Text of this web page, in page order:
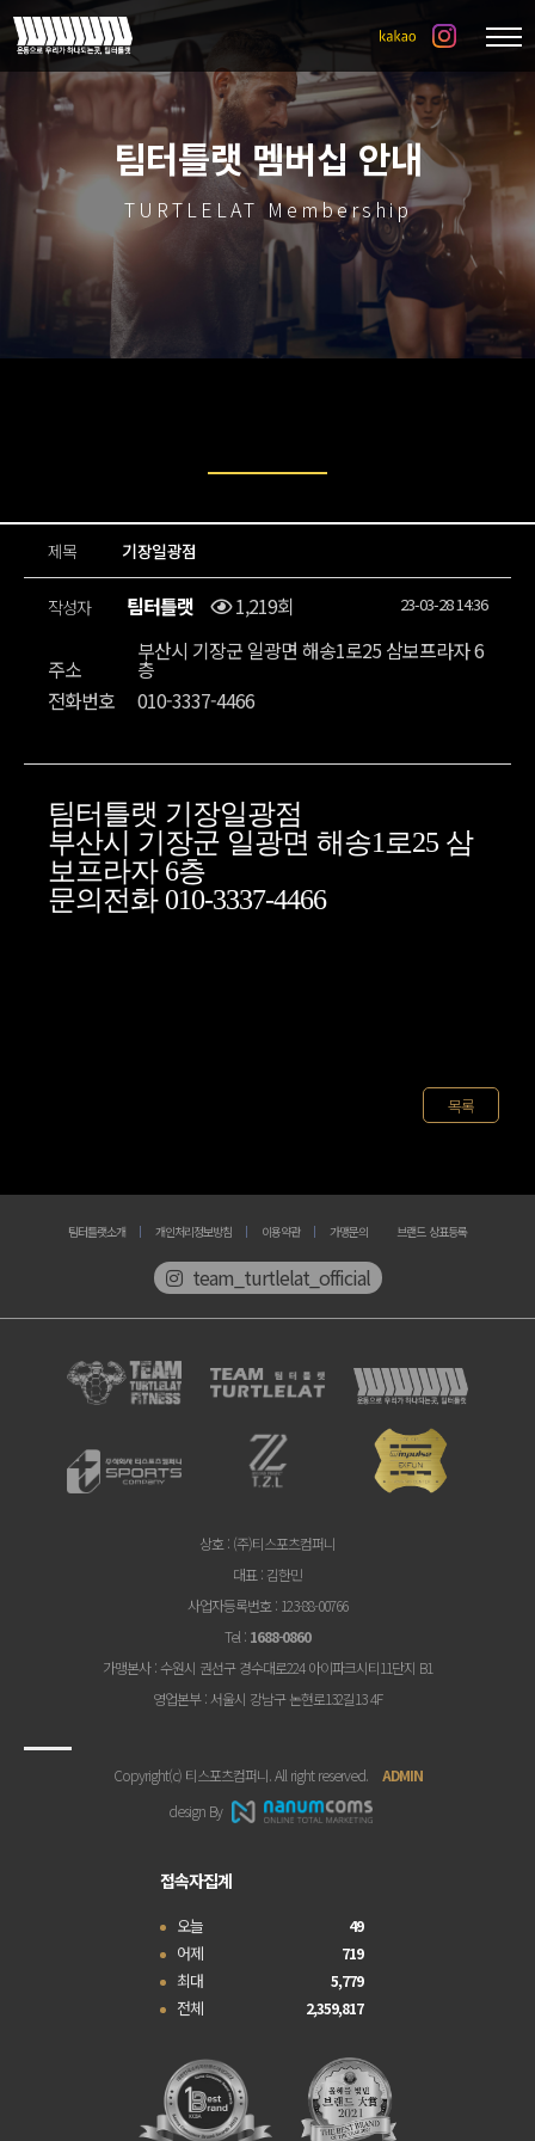
팀터틀랫 멤버십 안내
TURTLELAT Membership
제목 기장일광점
작성자 팀터틀랫 1,219회 23-03-28 14:36
주소
부산시 기장군 일광면 해송1로25 삼보프라자 6
층
전화번호
010-3337-4466
팀터틀랫 기장일광점
부산시 기장군 일광면 해송1로25 삼
보프라자 6층
문의전화 010-3337-4466
목록
팀터틀랫소개 개인처리정보방침 이용약관 가맹문의 브랜드 상표등록
team_turtlelat_official
상호 : (주)티스포츠컴퍼니
대표 : 김한민
사업자등록번호 : 123-88-00766
Tel : 1688-0860
가맹본사: 수원시 권선구 경수대로224 아이파크시티11단지 B1
영업본부: 서울시 강남구 논현로132길13 4F
Copyright(c) 티스포츠컴퍼니. All right reserved. ADMIN
design By
접속자집계
오늘 49
어제 719
최대 5,779
전체 2,359,817